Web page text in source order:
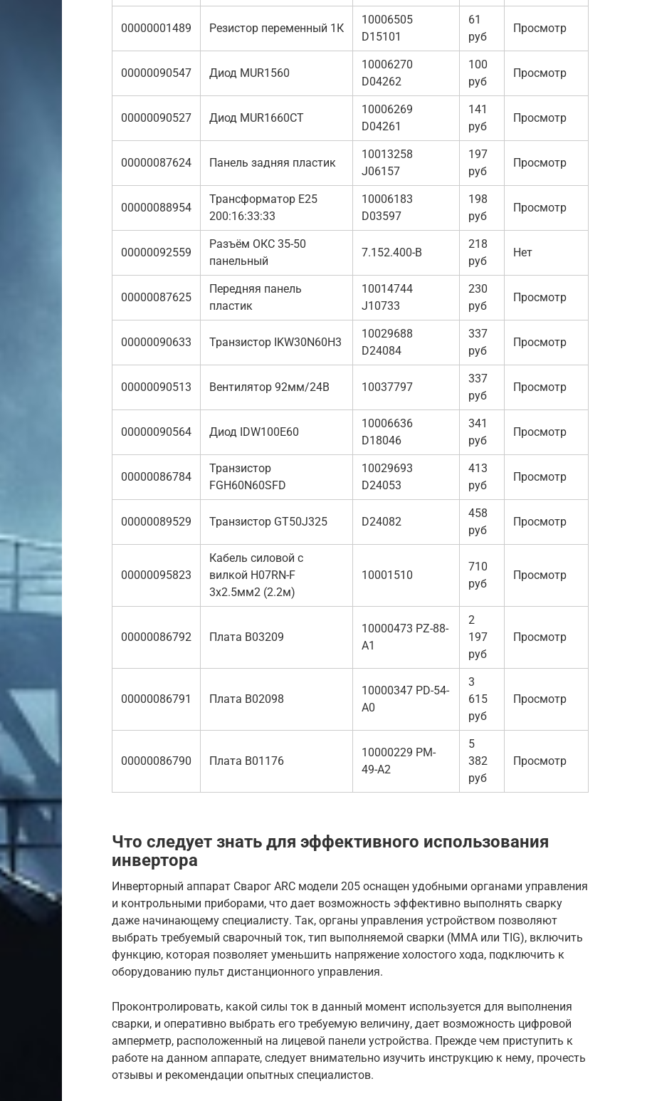
00000001489 Резистор переменный 1К
10006505
D15101
61
руб
Просмотр
00000090547 Диод MUR1560
10006270
D04262
100
руб
Просмотр
00000090527 Диод MUR1660CT
10006269
D04261
141
руб
Просмотр
00000087624 Панель задняя пластик
10013258
J06157
197
руб
Просмотр
00000088954
Трансформатор E25
200:16:33:33
10006183
D03597
198
руб
Просмотр
00000092559
Разъём ОКС 35-50
панельный
7.152.400-B
218
руб
Нет
00000087625
Передняя панель
пластик
10014744
J10733
230
руб
Просмотр
00000090633 Транзистор IKW30N60H3
10029688
D24084
337
руб
Просмотр
00000090513 Вентилятор 92мм/24В 10037797
337
руб
Просмотр
00000090564 Диод IDW100E60
10006636
D18046
341
руб
Просмотр
00000086784
Транзистор
FGH60N60SFD
10029693
D24053
413
руб
Просмотр
00000089529 Транзистор GT50J325 D24082
458
руб
Просмотр
00000095823
Кабель силовой с
вилкой H07RN-F
3х2.5мм2 (2.2м)
10001510
710
руб
Просмотр
00000086792 Плата B03209
10000473 PZ-88-
A1
2
197
руб
Просмотр
00000086791 Плата B02098
10000347 PD-54-
A0
3
615
руб
Просмотр
00000086790 Плата B01176
10000229 PM-
49-A2
5
382
руб
Просмотр
Что следует знать для эффективного использования
инвертора
Инверторный аппарат Сварог ARC модели 205 оснащен удобными органами управления
и контрольными приборами, что дает возможность эффективно выполнять сварку
даже начинающему специалисту. Так, органы управления устройством позволяют
выбрать требуемый сварочный ток, тип выполняемой сварки (MMA или TIG), включить
функцию, которая позволяет уменьшить напряжение холостого хода, подключить к
оборудованию пульт дистанционного управления.
Проконтролировать, какой силы ток в данный момент используется для выполнения
сварки, и оперативно выбрать его требуемую величину, дает возможность цифровой
амперметр, расположенный на лицевой панели устройства. Прежде чем приступить к
работе на данном аппарате, следует внимательно изучить инструкцию к нему, прочесть
отзывы и рекомендации опытных специалистов.